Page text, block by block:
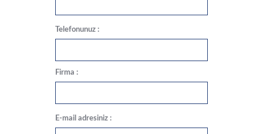
Telefonunuz :
Firma :
E-mail adresiniz :